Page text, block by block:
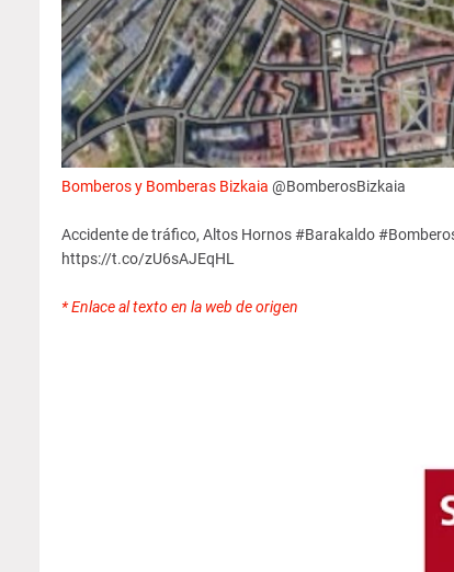
Bomberos y Bomberas Bizkaia @BomberosBizkaia
Accidente de tráfico, Altos Hornos #Barakaldo
https://t.co/zU6sAJEqHL
* Enlace al texto en la web de origen